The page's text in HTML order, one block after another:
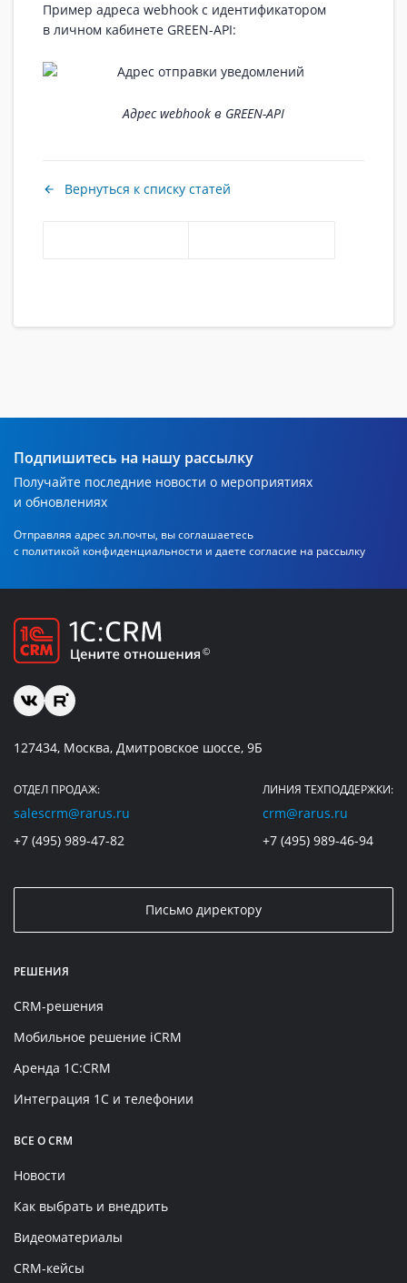
Пример адреса webhook с идентификатором
в личном кабинете GREEN-API:
Адрес webhook в GREEN-API
Вернуться к списку статей
Подпишитесь на нашу рассылку
Получайте последние новости о мероприятиях
и обновлениях
Отправляя адрес эл.почты, вы соглашаетесь
с политикой конфиденциальности и даете согласие на рассылку
127434, Москва, Дмитровское шоссе, 9Б
ОТДЕЛ ПРОДАЖ:
salescrm@rarus.ru
+7 (495) 989-47-82
ЛИНИЯ ТЕХПОДДЕРЖКИ:
crm@rarus.ru
+7 (495) 989-46-94
Письмо директору
РЕШЕНИЯ
CRM-решения
Мобильное решение iCRM
Аренда 1C:CRM
Интеграция 1С и телефонии
ВСЕ О CRM
Новости
Как выбрать и внедрить
Видеоматериалы
CRM-кейсы